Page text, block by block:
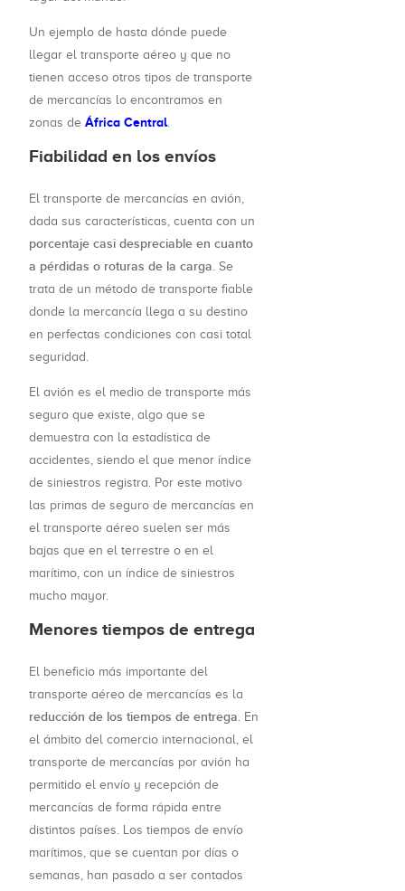
Un ejemplo de hasta dónde puede
llegar el transporte aéreo y que no
tienen acceso otros tipos de transporte
de mercancías lo encontramos en
zonas de África Central
Fiabilidad en los envíos
El transporte de mercancías en avión,
dada sus características, cuenta con un
porcentaje casi despreciable en cuanto
a pérdidas o roturas de la carga . Se
trata de un método de transporte fiable
donde la mercancía llega a su destino
en perfectas condiciones con casi total
seguridad.
El avión es el medio de transporte más
seguro que existe, algo que se
demuestra con la estadística de
accidentes, siendo el que menor índice
de siniestros registra. Por este motivo
las primas de seguro de mercancías en
el transporte aéreo suelen ser más
bajas que en el terrestre o en el
marítimo, con un índice de siniestros
mucho mayor.
Menores tiempos de entrega
El beneficio más importante del
transporte aéreo de mercancías es la
reducción de los tiempos de entrega . En
el ámbito del comercio internacional, el
transporte de mercancías por avión ha
permitido el envío y recepción de
mercancías de forma rápida entre
distintos países. Los tiempos de envío
marítimos, que se cuentan por días o
semanas, han pasado a ser contados